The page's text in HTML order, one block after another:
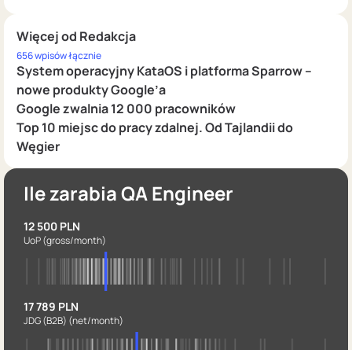
Więcej od Redakcja
656 wpisów łącznie
System operacyjny KataOS i platforma Sparrow –
nowe produkty Google’a
Google zwalnia 12 000 pracowników
Top 10 miejsc do pracy zdalnej. Od Tajlandii do
Węgier
Ile zarabia QA Engineer
12 500 PLN
UoP(gross/month)
17 789 PLN
JDG (B2B) (net/month)